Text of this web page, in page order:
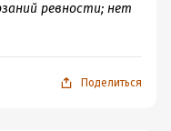
ревности; нет
Поделиться